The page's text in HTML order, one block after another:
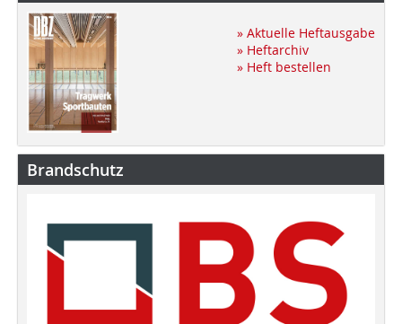
» Aktuelle Heftausgabe
» Heftarchiv
» Heft bestellen
Brandschutz